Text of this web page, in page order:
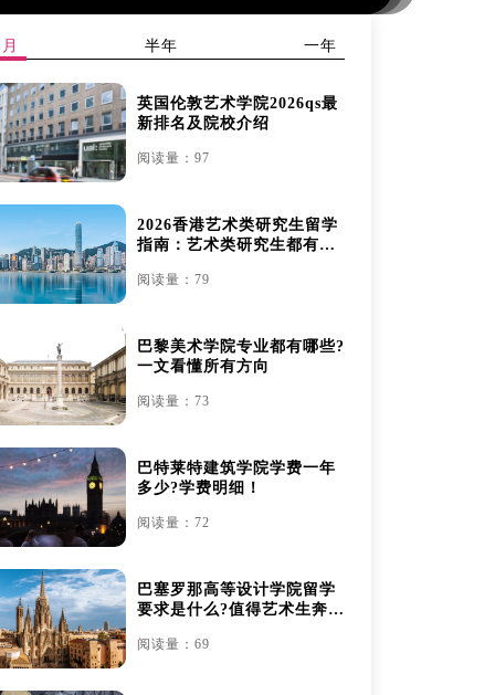
半年 一年
英国伦敦艺术学院2026qs最
新排名及院校介绍
阅读量：97
2026香港艺术类研究生留学
指南：艺术类研究生都有哪
阅读量：79
巴黎美术学院专业都有哪些?
一文看懂所有方向
阅读量：73
巴特莱特建筑学院学费一年
多少?学费明细！
阅读量：72
巴塞罗那高等设计学院留学
要求是什么?值得艺术生奔赴
阅读量：69